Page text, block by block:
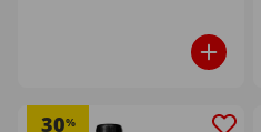
30%